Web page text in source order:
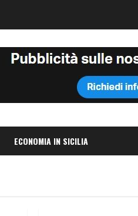
ECONOMIA IN SICILIA